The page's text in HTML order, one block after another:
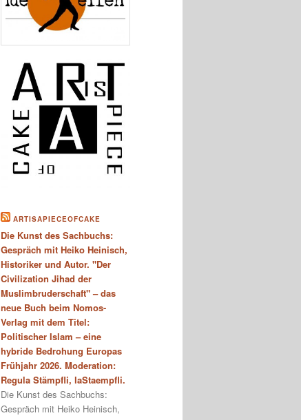
ARTISAPIECEOFCAKE
Die Kunst des Sachbuchs:
Gespräch mit Heiko Heinisch,
Historiker und Autor. "Der
Civilization Jihad der
Muslimbruderschaft" – das
neue Buch beim Nomos-
Verlag mit dem Titel:
Politischer Islam – eine
hybride Bedrohung Europas
Frühjahr 2026. Moderation:
Regula Stämpfli, laStaempfli.
Die Kunst des Sachbuchs:
Gespräch mit Heiko Heinisch,